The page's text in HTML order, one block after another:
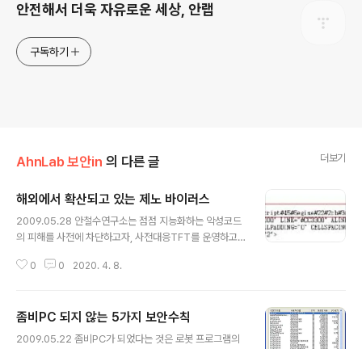
안전해서 더욱 자유로운 세상, 안랩
구독하기
AhnLab 보안in 의 다른 글 더보기
해외에서 확산되고 있는 제노 바이러스
2009.05.28 안철수연구소는 점점 지능화하는 악성코드
의 피해를 사전에 차단하고자, 사전대응TFT를 운영하고
다!] 사전대응TFT에서 현재 일본에서 확산되고 있는 제노
eno virus)가 확산되고 있음이 알려지고, 루마니아, 영국
등 유럽지역에서도 확산 우려가 제기되고 있습니다.기업의
0 0 2020. 4. 8.
좀비PC 되지 않는 5가지 보안수칙
2009.05.22 좀비PC가 되었다는 것은 로봇 프로그램의